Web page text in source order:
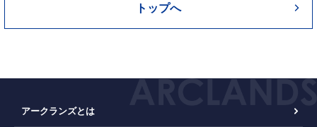
トップへ
アークランズとは